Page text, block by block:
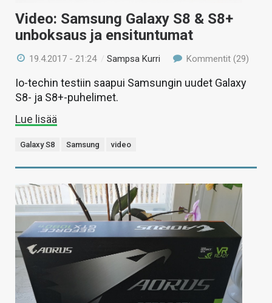
Video: Samsung Galaxy S8 & S8+
unboksaus ja ensituntumat
19.4.2017 - 21:24 /Sampsa Kurri Kommentit (29)
Io-techin testiin saapui Samsungin uudet Galaxy
S8- ja S8+-puhelimet.
Lue lisää
Galaxy S8 Samsung video